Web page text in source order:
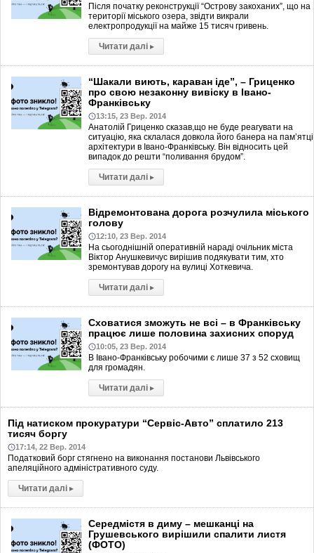
Після початку реконструкції “Острову закоханих”, що на
території міського озера, звідти викрали
електропродукції на майже 15 тисяч гривень.
Читати далі ▸
“Шакали виють, караван іде”, – Гриценко
про свою незаконну вивіску в Івано-
Франківську
13:15, 23 Вер. 2014
Анатолій Гриценко сказав,що не буде реагувати на
ситуацію, яка склалася довкола його банера на пам’ятці
архітектури в Івано-Франківську. Він відносить цей
випадок до решти “поливання брудом”.
Читати далі ▸
Відремонтована дорога розчулила міського
голову
12:10, 23 Вер. 2014
На сьогоднішній оперативній нараді очільник міста
Віктор Анушкевичус вирішив подякувати тим, хто
зремонтував дорогу на вулиці Хоткевича.
Читати далі ▸
Сховатися зможуть не всі – в Франківську
працює лише половина захисних споруд
10:05, 23 Вер. 2014
В Івано-Франківську робочими є лише 37 з 52 сховищ
для громадян.
Читати далі ▸
Під натиском прокуратури “Сервіс-Авто” сплатило 213
тисяч боргу
17:14, 22 Вер. 2014
Податковий борг стягнено на виконання постанови Львівського
апеляційного адміністративного суду.
Читати далі ▸
Середмістя в диму – мешканці на
Грушевського вирішили спалити листя
(ФОТО)